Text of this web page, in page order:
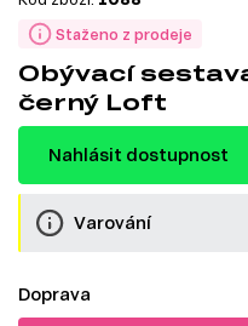
Staženo z prodeje
Obývací
černý Loft
Nahlásit dostupnost
Varování
Doprava